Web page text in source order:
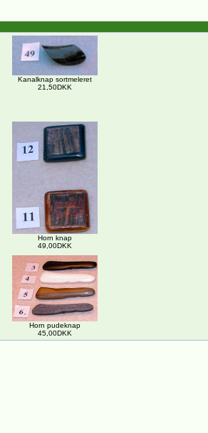
Kanalknap sortmeleret
21,50DKK
Horn knap
49,00DKK
Horn pudeknap
45,00DKK